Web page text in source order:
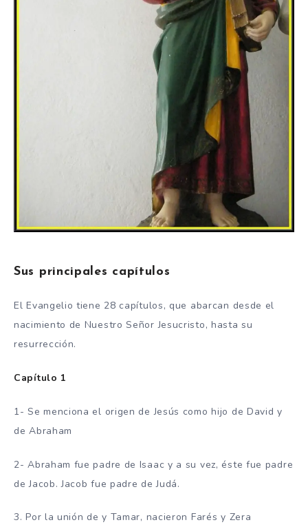
Sus principales capítulos
El Evangelio tiene 28 capítulos, que abarcan desde el
nacimiento de Nuestro Señor Jesucristo, hasta su
resurrección.
Capítulo 1
1- Se menciona el origen de Jesús como hijo de David y
de Abraham
2- Abraham fue padre de Isaac y a su vez, éste fue padre
de Jacob. Jacob fue padre de Judá.
3. Por la unión de y Tamar, nacieron Farés y Zera